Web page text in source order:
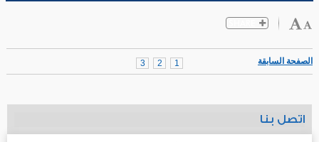
1
2
3 الصفحة السابقة
اتصل بنا